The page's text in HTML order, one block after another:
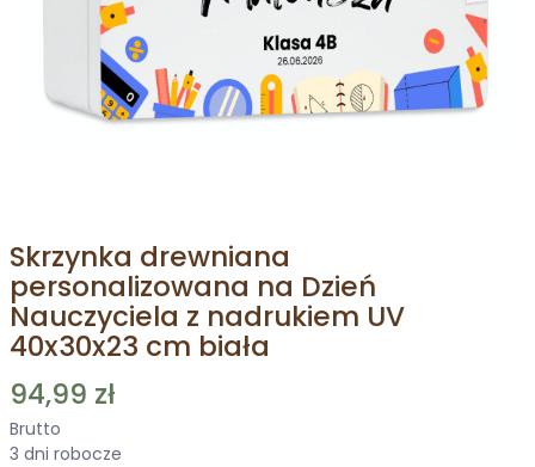
Skrzynka drewniana
personalizowana na Dzień
Nauczyciela z nadrukiem UV
40x30x23 cm biała
94,99 zł
Brutto
3 dni robocze